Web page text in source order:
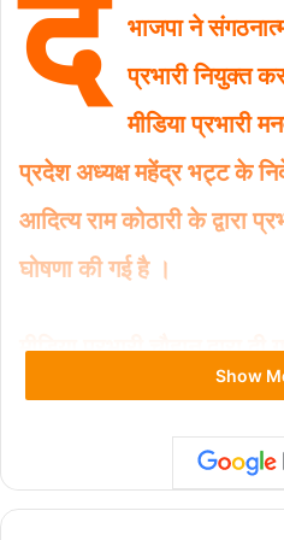
e
b
o
k
s
A
p
p
l
y
n
k
भाजपा ने
प्रभारी नियुक्त
मीडिया प्रभारी
प्रदेश अध्यक्ष महेंद्र भट्ट के
आदित्य राम कोठारी के द्वारा
घोषणा की गई है ।
मीडिया प्रभारी चौहान द्वारा
उत्तकाशी जिला प्रभारी नीरू
थापालियाल, कुंदन परिहार
प्रभारी चमोली, ऋषि कंडवाल
Show